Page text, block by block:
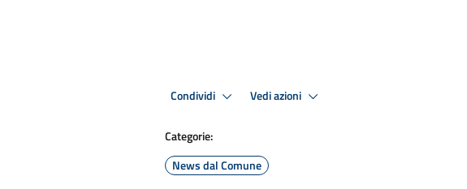
Condividi Vedi azioni
Categorie:
News dal Comune